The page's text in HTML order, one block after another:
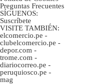
Preguntas Frecuentes
SÍGUENOS:
Suscríbete
VISITE TAMBIÉN:
elcomercio.pe -
clubelcomercio.pe -
depor.com -
trome.com -
diariocorreo.pe -
peruquiosco.pe -
mag